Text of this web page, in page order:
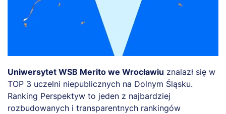
Uniwersytet WSB Merito we Wrocławiu znalazł się w
TOP 3 uczelni niepublicznych na Dolnym Śląsku.
Ranking Perspektyw to jeden z najbardziej
rozbudowanych i transparentnych rankingów